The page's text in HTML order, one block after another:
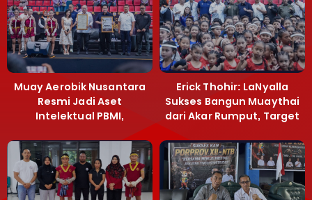
Muay Aerobik Nusantara
Resmi Jadi Aset
Intelektual PBMI,
Terobosan Bangun
Grassroots
Erick Thohir: LaNyalla
Sukses Bangun Muaythai
dari Akar Rumput, Target